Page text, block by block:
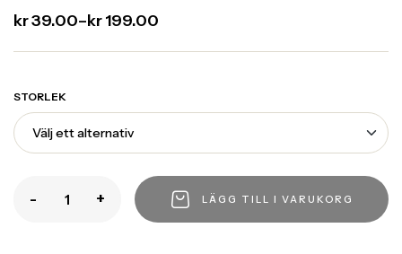
kr39.00–kr199.00
STORLEK
- + LÄGG TILL I VARUKORG